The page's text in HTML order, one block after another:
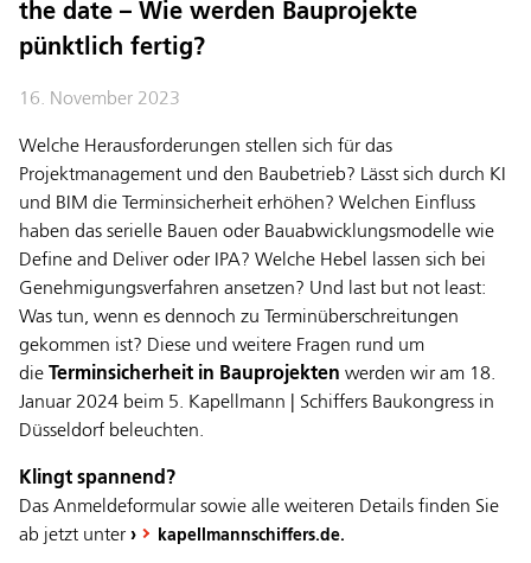
the date – Wie werden Bauprojekte
pünktlich fertig?
16. November 2023
Welche Herausforderungen stellen sich für das
Projektmanagement und den Baubetrieb? Lässt sich durch KI
und BIM die Terminsicherheit erhöhen? Welchen Einfluss
haben das serielle Bauen oder Bauabwicklungsmodelle wie
Define and Deliver oder IPA? Welche Hebel lassen sich bei
Genehmigungsverfahren ansetzen? Und last but not least:
Was tun, wenn es dennoch zu Terminüberschreitungen
gekommen ist? Diese und weitere Fragen rund um
die
Terminsicherheit in Bauprojekten werden wir am 18.
Januar 2024 beim 5. Kapellmann | Schiffers Baukongress in
Düsseldorf beleuchten.
Klingt spannend?
Das Anmeldeformular sowie alle weiteren Details finden Sie
ab jetzt unter › kapellmannschiffers.de.